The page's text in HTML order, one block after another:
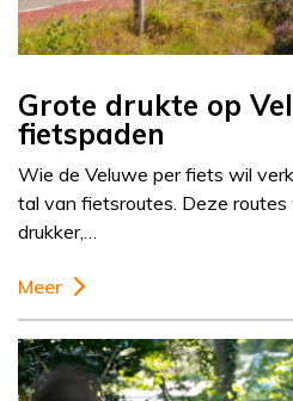
Grote drukte op
fietspaden
Wie de Veluwe per fiets wil
tal van fietsroutes. Deze
drukker,…
Meer